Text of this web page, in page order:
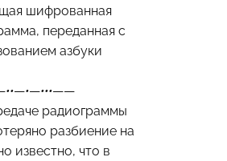
шифрованная
переданная с
азбуки
••—•—•••——
радиограммы
разбиение на
известно, что в